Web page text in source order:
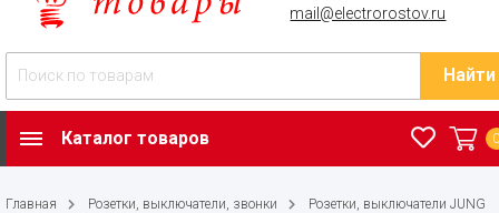
mail@electrorostov.ru
Найти
Каталог товаров
Главная Розетки, выключатели, звонки
Розетки, выключатели JUNG